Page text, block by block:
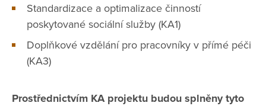
Standardizace a optimalizace činností
poskytované sociální služby (KA1)
Doplňkové vzdělání pro pracovníky v přímé péči
(KA3)
Prostřednictvím KA projektu budou splněny tyto